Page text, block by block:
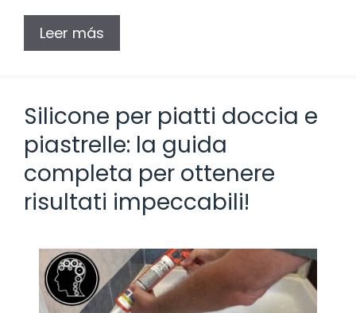
Leer más
Silicone per piatti doccia e
piastrelle: la guida
completa per ottenere
risultati impeccabili!